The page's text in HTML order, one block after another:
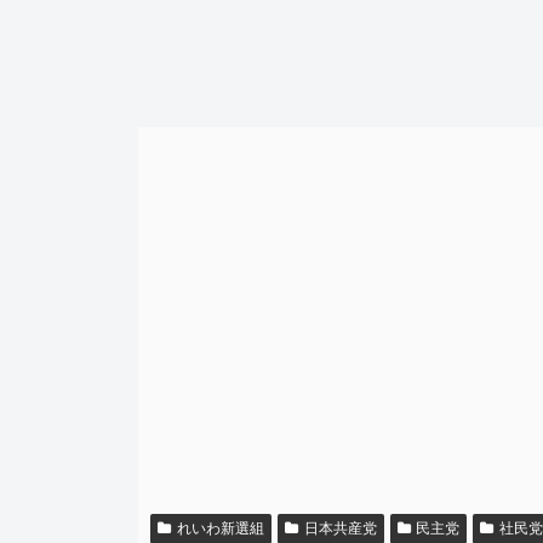
れいわ新選組 日本共産党 民主党 社民党